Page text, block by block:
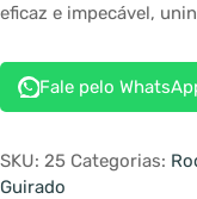
eficaz e impecável,
Fale pelo
SKU: 25 Categorias:
Guirado